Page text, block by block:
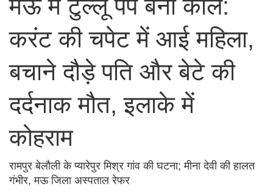
मऊ में टुल्लू पंप बना काल:
करंट की चपेट में आई महिला,
बचाने दौड़े पति और बेटे की
दर्दनाक मौत, इलाके में
कोहराम
रामपुर बेलौली के प्यारेपुर मिश्र गांव की घटना; मीना देवी की हालत
गंभीर, मऊ जिला अस्पताल रेफर